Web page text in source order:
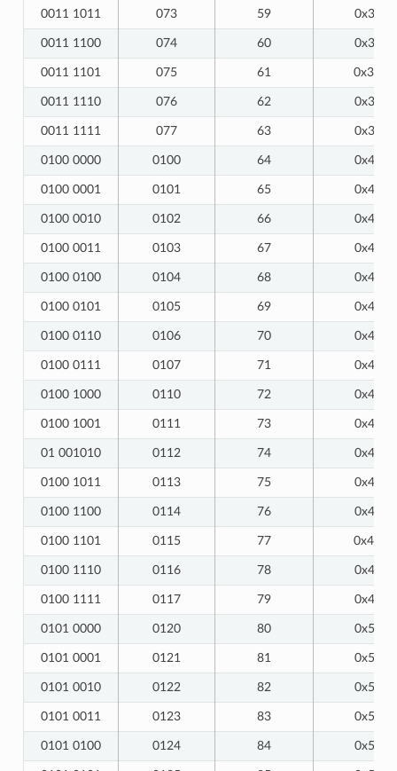
0011 1011 073 59 0x3B
0011 1100 074 60 0x3C
0011 1101 075 61 0x3D
0011 1110 076 62 0x3E
0011 1111 077 63 0x3F
0100 0000 0100 64 0x40
0100 0001 0101 65 0x41
0100 0010 0102 66 0x42
0100 0011 0103 67 0x43
0100 0100 0104 68 0x44
0100 0101 0105 69 0x45
0100 0110 0106 70 0x46
0100 0111 0107 71 0x47
0100 1000 0110 72 0x48
0100 1001 0111 73 0x49
01 001010 0112 74 0x4A
0100 1011 0113 75 0x4B
0100 1100 0114 76 0x4C
0100 1101 0115 77 0x4D
0100 1110 0116 78 0x4E
0100 1111 0117 79 0x4F
0101 0000 0120 80 0x50
0101 0001 0121 81 0x51
0101 0010 0122 82 0x52
0101 0011 0123 83 0x53
0101 0100 0124 84 0x54